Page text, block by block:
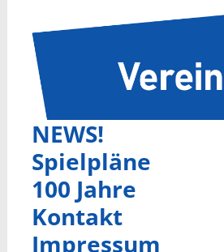
NEWS!
Spielpläne
100 Jahre
Kontakt
Impressum